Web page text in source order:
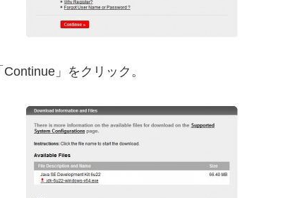
」をクリック。